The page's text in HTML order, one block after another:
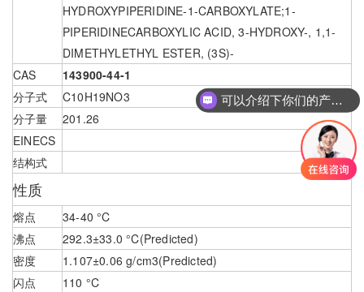
HYDROXYPIPERIDINE-1-CARBOXYLATE;1-
PIPERIDINECARBOXYLIC ACID, 3-HYDROXY-, 1,1-
DIMETHYLETHYL ESTER, (3S)-
CAS
143900-44-1
分子式
C10H19NO3
分子量
201.26
EINECS
结构式
性质
熔点
34-40 °C
沸点
292.3±33.0 °C(Predicted)
密度
1.107±0.06 g/cm3(Predicted)
闪点
110 °C
可以介绍下你们的产品么